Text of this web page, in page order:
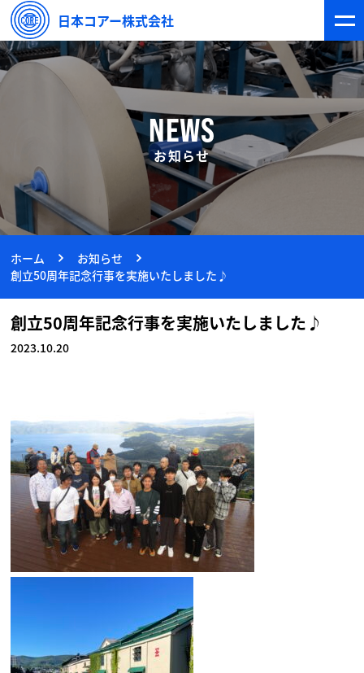
日本コアー株式会社
NEWS
お知らせ
ホーム
お知らせ
創立50周年記念行事を実施いたしました♪
創立50周年記念行事を実施いたしました♪
2023.10.20